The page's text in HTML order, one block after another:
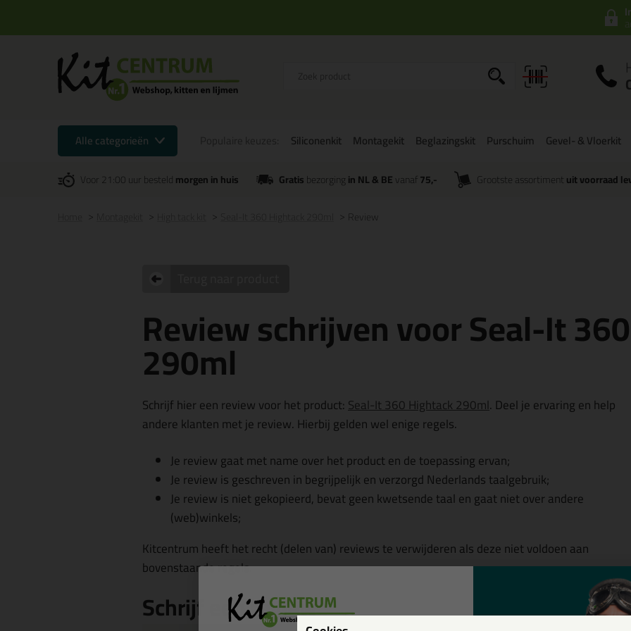
Alle categorieën Siliconenkit Montagekit Beglazingskit Purschuim Gevel- & Vloerkit
Voor 21:00 uur besteldmorgen in huis Gratisbezorgingin NL & BEvanaf 75,- Grootste assortiment uit voorraad
Review
Review schrijven voor Seal-It
290ml
Schrijf hier een review voor het product:Seal-It 360 Hightack 290ml. Deel je ervaring en help
andere klanten met je review. Hierbij gelden wel enige regels.
Je review gaat met name over het product en de toepassing ervan;
Je review is geschreven in begrijpelijk en verzorgd Nederlands taalgebruik;
Je review is niet gekopieerd, bevat geen kwetsende taal en gaat niet over andere
(web)winkels;
Kitcentrum heeft het recht (delen van) reviews te verwijderen als deze niet voldoen aan
bovenstaande regels.
Schrijf een review